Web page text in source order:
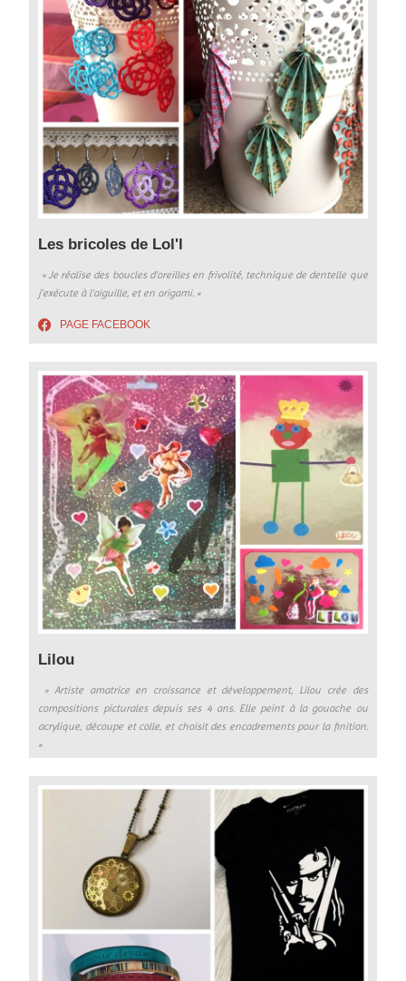
Les bricoles de Lol'l
» Je réalise des boucles d’oreilles en frivolité, technique de dentelle que
j’exécute à l’aiguille, et en origami. «
PAGE FACEBOOK
Lilou
» Artiste amatrice en croissance et développement, Lilou crée des
compositions picturales depuis ses 4 ans. Elle peint à la gouache ou
acrylique, découpe et colle, et choisit des encadrements pour la finition.
«